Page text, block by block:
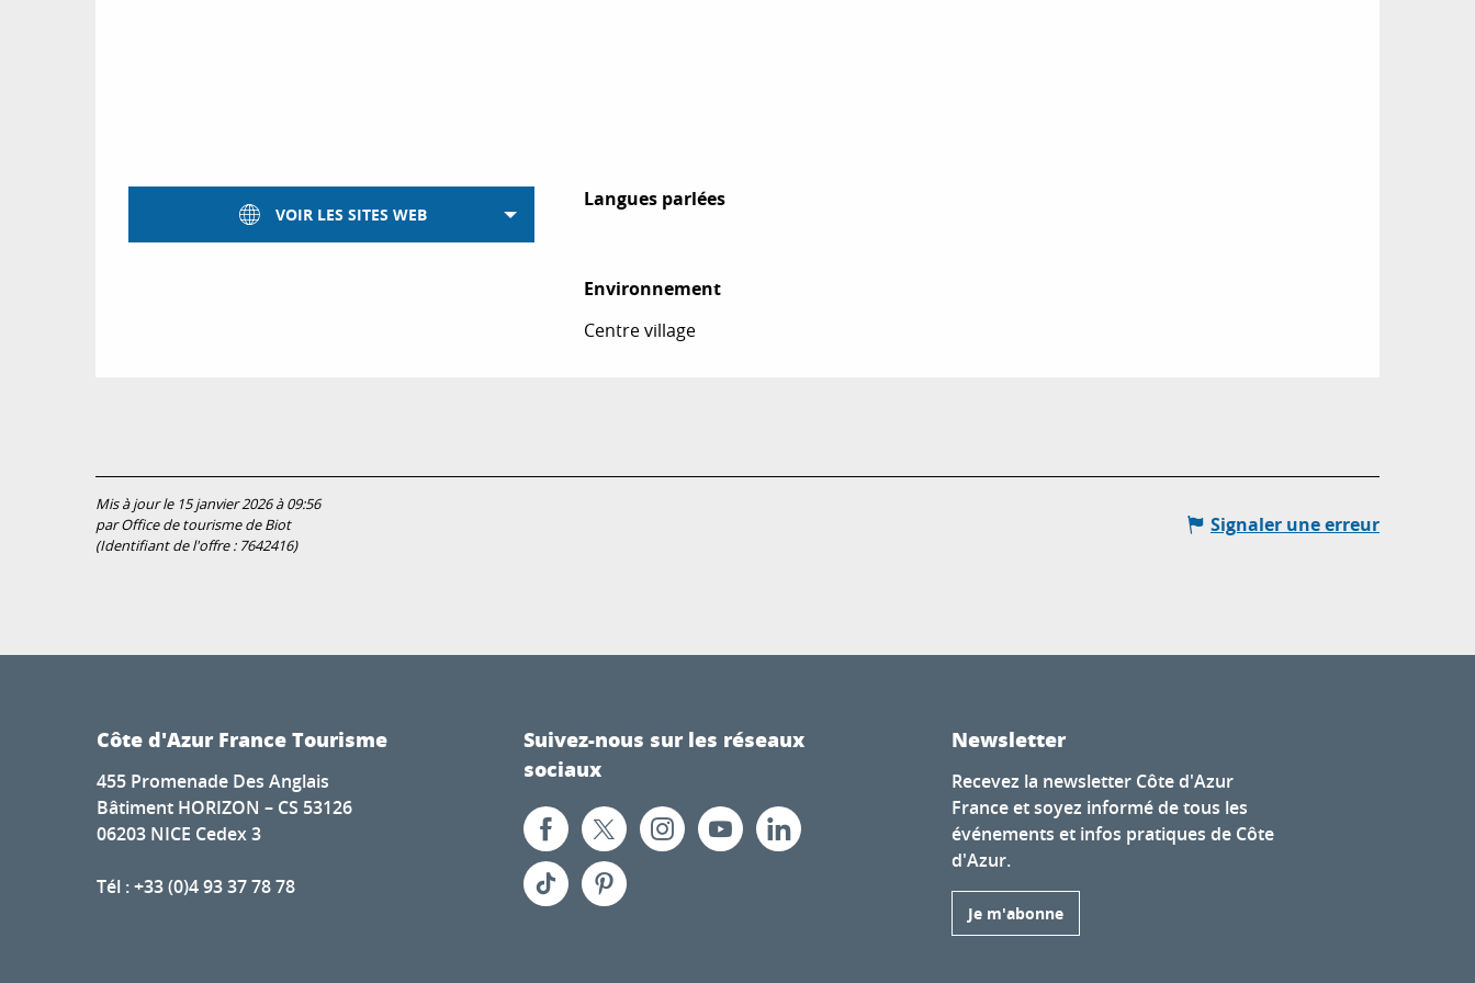
VOIR LES SITES WEB
Langues parlées
Langues parlées
Environnement
Environnement
Centre village
Mis à jour le 15 janvier 2026 à 09:56
par Office de tourisme de Biot
(Identifiant de l'offre : 7642416)
Signaler une erreur
Côte d'Azur France Tourisme
455 Promenade Des Anglais
Bâtiment HORIZON – CS 53126
06203 NICE Cedex 3
Tél : +33 (0)4 93 37 78 78
Suivez-nous sur les réseaux
sociaux
Newsletter
Recevez la newsletter Côte d'Azur
France et soyez informé de tous les
événements et infos pratiques de Côte
d'Azur.
Je m'abonne